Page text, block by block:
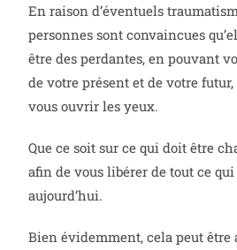
En raison d’éventuels
personnes sont convaincues
être des perdantes, en pouvant
de votre présent et de votre
vous ouvrir les yeux.
Que ce soit sur ce qui doit être
afin de vous libérer de tout ce
aujourd’hui.
Bien évidemment, cela peut être